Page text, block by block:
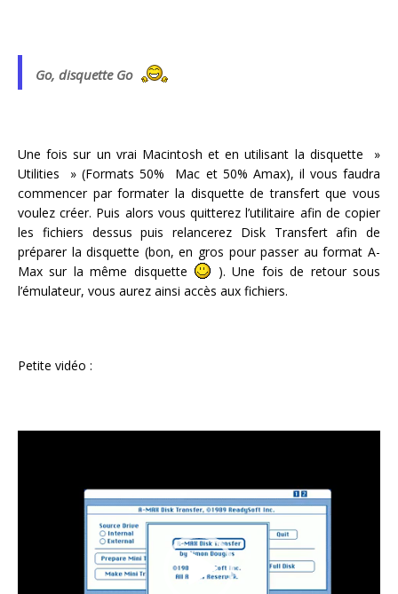
Go, disquette Go
Une fois sur un vrai Macintosh et en utilisant la disquette »
Utilities » (Formats 50% Mac et 50% Amax), il vous faudra
commencer par formater la disquette de transfert que vous
voulez créer. Puis alors vous quitterez l’utilitaire afin de copier
les fichiers dessus puis relancerez Disk Transfert afin de
préparer la disquette (bon, en gros pour passer au format A-
Max sur la même disquette
). Une fois de retour sous
l’émulateur, vous aurez ainsi accès aux fichiers.
Petite vidéo :